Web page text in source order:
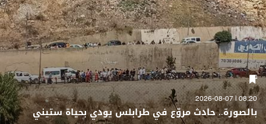
08:20 | 2026-08-07
بالصورة.. حادث مروّع في طرابلس يودي بحياة ستيني